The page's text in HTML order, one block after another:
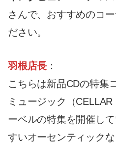
さんで、おすすめのコ
ださい。
羽根店長 ：
こちらは新品CDの特集
ミュージック（
ーベルの特集を開催し
すいオーセンティック